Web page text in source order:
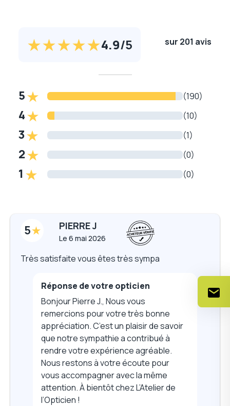
4.9/5 sur 201 avis
5 (190)
4 (10)
3 (1)
2 (0)
1 (0)
5 PIERRE J
Le 6 mai 2026
Très satisfaite vous êtes très sympa
Réponse de votre opticien
Bonjour Pierre J., Nous vous
remercions pour votre très bonne
appréciation. C’est un plaisir de savoir
que notre sympathie a contribué à
rendre votre expérience agréable.
Nous restons à votre écoute pour
vous accompagner avec la même
attention. À bientôt chez L’Atelier de
l’Opticien !